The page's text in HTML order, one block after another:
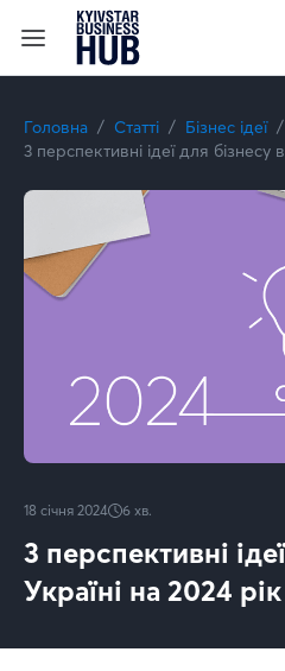
Головна Статті
Бізнес ідеї
3 перспективні ідеї для бізнесу
18 січня 2024 6 хв.
3 перспективні
Україні на 2024 рік
Перспективні ідеї для бізнесу в